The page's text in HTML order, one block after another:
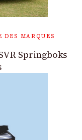
DES MARQUES
Springboks